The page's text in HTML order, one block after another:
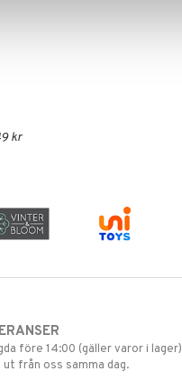
kr
före 14:00 (gäller varor i lager)
från oss samma dag.